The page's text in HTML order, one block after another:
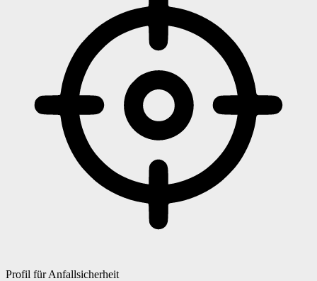
Profil für Anfallsicherheit